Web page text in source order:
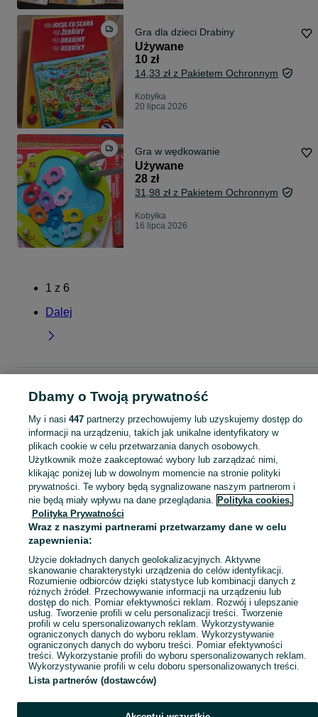
Gra dla dzieci Drabiny
Używane
10 zł
14,33 zł z Pakietem Ochronnym
Kobyłka
20 lipca 2026
Gra w wędkowanie
Używane
28 zł
31,98 zł z Pakietem Ochronnym
Kobyłka
16 lipca 2026
1 z 6
Dalej
Mazowieckie
Gry dla dzieci - Kobyłka
KATEGORIA
domek ogrodowy dla dzieci,basen z kulkami,zabawki ogrodowe,zabawki
Zobacz
Mapa kategorii
Mapa miejscowości
Mapa ministron
Popularne wyszukiwania
Dbamy o Twoją prywatność
My i nasi 447partnerzy przechowujemy lub uzyskujemy dostęp do
informacji na urządzeniu, takich jak unikalne identyfikatory w
plikach cookie w celu przetwarzania danych osobowych.
Użytkownik może zaakceptować wybory lub zarządzać nimi,
klikając poniżej lub w dowolnym momencie na stronie polityki
prywatności. Te wybory będą sygnalizowane naszym partnerom i
nie będą miały wpływu na dane przeglądania. Polityka cookies,
Polityka Prywatności
Wraz z naszymi partnerami przetwarzamy dane w celu
zapewnienia:
Użycie dokładnych danych geolokalizacyjnych. Aktywne
skanowanie charakterystyki urządzenia do celów identyfikacji.
Rozumienie odbiorców dzięki statystyce lub kombinacji danych z
różnych źródeł. Przechowywanie informacji na urządzeniu lub
dostęp do nich. Pomiar efektywności reklam. Rozwój i ulepszanie
usług. Tworzenie profili w celu personalizacji treści. Tworzenie
profili w celu spersonalizowanych reklam. Wykorzystywanie
ograniczonych danych do wyboru reklam. Wykorzystywanie
ograniczonych danych do wyboru treści. Pomiar efektywności
treści. Wykorzystanie profili do wyboru spersonalizowanych reklam.
Wykorzystywanie profili w celu doboru spersonalizowanych treści.
Lista partnerów (dostawców)